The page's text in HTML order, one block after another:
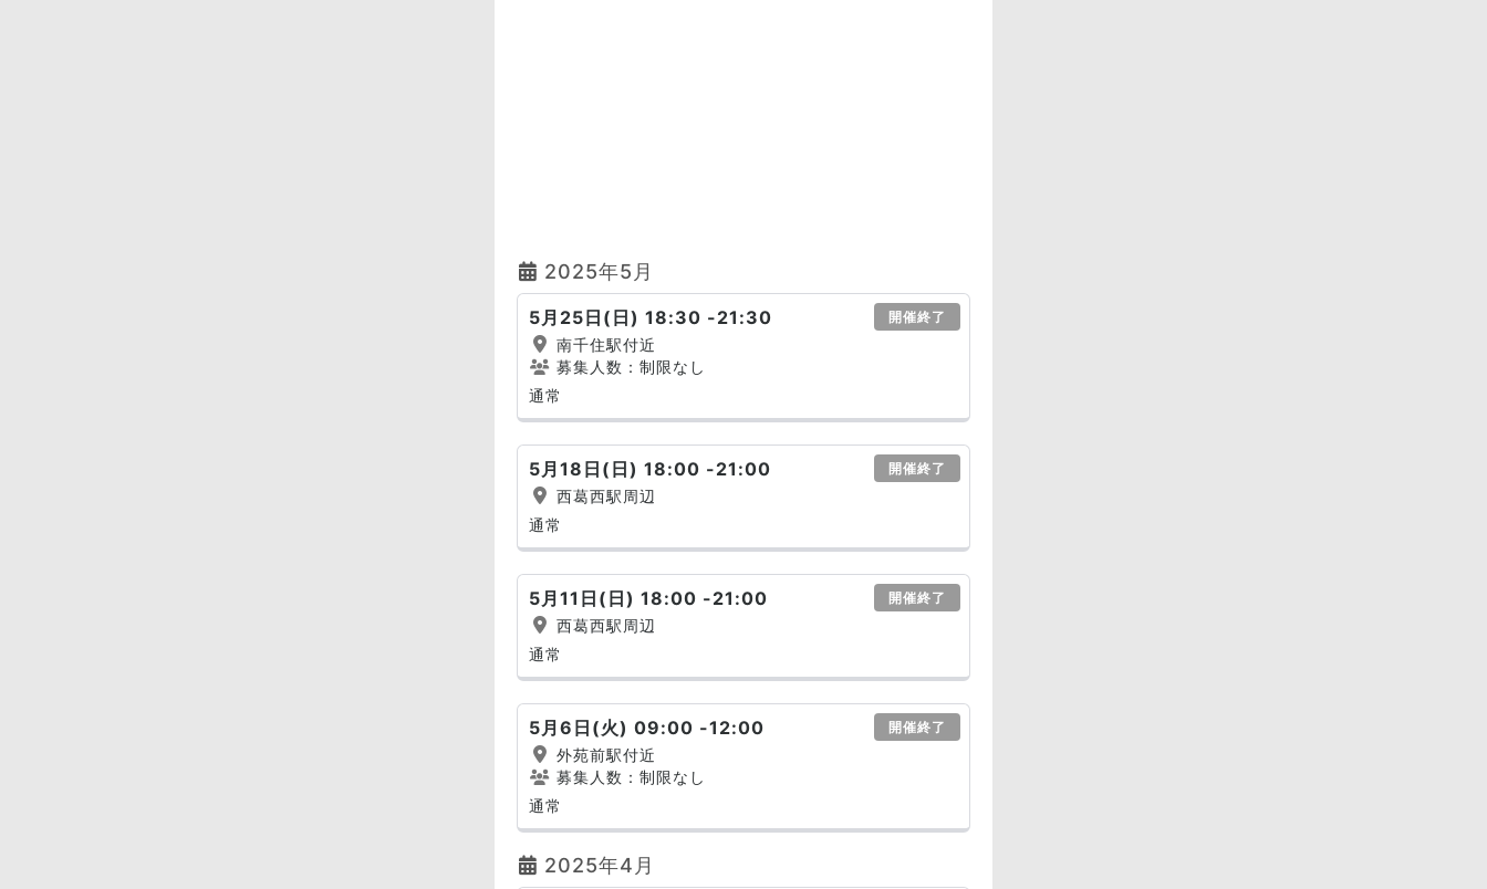
2025年5月
5月25日(日) 18:30 -21:30 開催終了
南千住駅付近
募集人数：制限なし
通常
5月18日(日) 18:00 -21:00 開催終了
西葛西駅周辺
通常
5月11日(日) 18:00 -21:00 開催終了
西葛西駅周辺
通常
5月6日(火) 09:00 -12:00 開催終了
外苑前駅付近
募集人数：制限なし
通常
2025年4月